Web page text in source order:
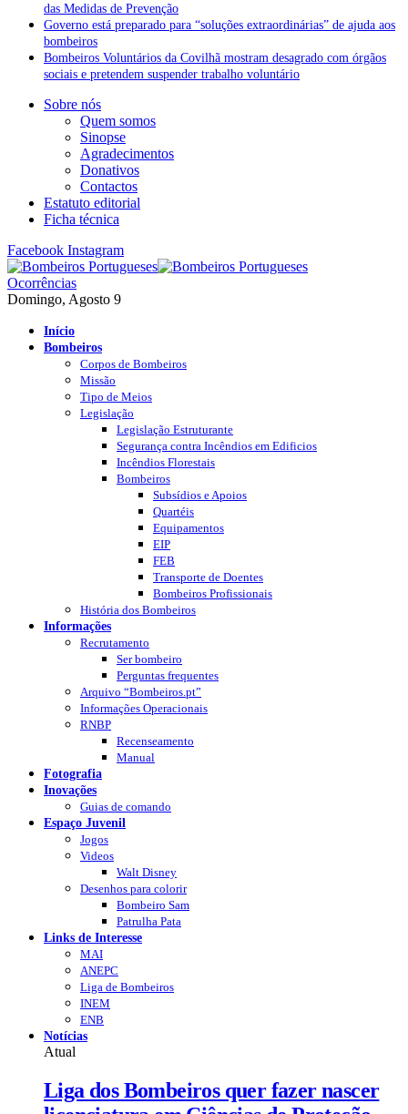
das Medidas de Prevenção
Governo está preparado para “soluções extraordinárias” de ajuda aos
bombeiros
Bombeiros Voluntários da Covilhã mostram desagrado com órgãos
sociais e pretendem suspender trabalho voluntário
Sobre nós
Quem somos
Sinopse
Agradecimentos
Donativos
Contactos
Estatuto editorial
Ficha técnica
Facebook Instagram
Ocorrências
Domingo, Agosto 9
Início
Bombeiros
Corpos de Bombeiros
Missão
Tipo de Meios
Legislação
Legislação Estruturante
Segurança contra Incêndios em Edificios
Incêndios Florestais
Bombeiros
Subsídios e Apoios
Quartéis
Equipamentos
EIP
FEB
Transporte de Doentes
Bombeiros Profissionais
História dos Bombeiros
Informações
Recrutamento
Ser bombeiro
Perguntas frequentes
Arquivo “Bombeiros.pt”
Informações Operacionais
RNBP
Recenseamento
Manual
Fotografia
Inovações
Guias de comando
Espaço Juvenil
Jogos
Videos
Walt Disney
Desenhos para colorir
Bombeiro Sam
Patrulha Pata
Links de Interesse
MAI
ANEPC
Liga de Bombeiros
INEM
ENB
Notícias
Atual
Liga dos Bombeiros quer fazer nascer